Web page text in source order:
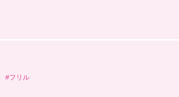
フリル